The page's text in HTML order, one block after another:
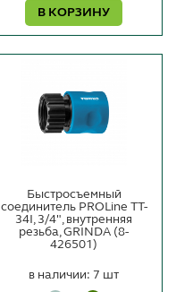
В КОРЗИНУ
Быстросъемный
соединитель PROLine TT-
34I, 3/4", внутренняя
резьба, GRINDA (8-
426501)
в наличии: 7 шт